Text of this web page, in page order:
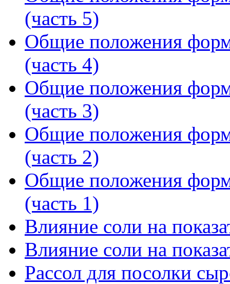
(часть 5)
Общие положения
(часть 4)
Общие положения
(часть 3)
Общие положения
(часть 2)
Общие положения
(часть 1)
Влияние соли на
Влияние соли на
Рассол для посолки